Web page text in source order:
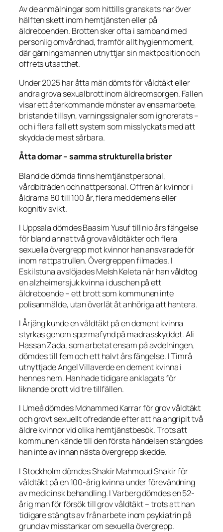
Av de anmälningar som hittills granskats har över
hälften skett inom hemtjänsten eller på
äldreboenden. Brotten sker ofta i samband med
personlig omvårdnad, framför allt hygienmoment,
där gärningsmannen utnyttjar sin maktposition och
offrets utsatthet.
Under 2025 har åtta män dömts för våldtäkt eller
andra grova sexualbrott inom äldreomsorgen. Fallen
visar ett återkommande mönster av ensamarbete,
bristande tillsyn, varningssignaler som ignorerats –
och i flera fall ett system som misslyckats med att
skydda de mest sårbara.
Åtta domar – samma strukturella brister
Bland de dömda finns hemtjänstpersonal,
vårdbiträden och nattpersonal. Offren är kvinnor i
åldrarna 80 till 100 år, flera med demens eller
kognitiv svikt.
I Uppsala dömdes Baasim Yusuf till nio års fängelse
för bland annat två grova våldtäkter och flera
sexuella övergrepp mot kvinnor han ansvarade för
inom nattpatrullen. Övergreppen filmades. I
Eskilstuna avslöjades Melsh Keleta när han våldtog
en alzheimersjuk kvinna i duschen på ett
äldreboende – ett brott som kommunen inte
polisanmälde, utan överlät åt anhöriga att hantera.
I Årjäng kunde en våldtäkt på en dement kvinna
styrkas genom spermafynd på madrasskyddet. Ali
Hassan Zada, som arbetat ensam på avdelningen,
dömdes till fem och ett halvt års fängelse. I Timrå
utnyttjade Angel Villaverde en dement kvinna i
hennes hem. Han hade tidigare anklagats för
liknande brott vid tre tillfällen.
I Umeå dömdes Mohammed Karrar för grov våldtäkt
och grovt sexuellt ofredande efter att ha angripit två
äldre kvinnor vid olika hemtjänstbesök. Trots att
kommunen kände till den första händelsen stängdes
han inte av innan nästa övergrepp skedde.
I Stockholm dömdes Shakir Mahmoud Shakir för
våldtäkt på en 100-årig kvinna under förevändning
av medicinsk behandling. I Varberg dömdes en 52-
årig man för försök till grov våldtäkt – trots att han
tidigare stängts av från arbete inom psykiatrin på
grund av misstankar om sexuella övergrepp.